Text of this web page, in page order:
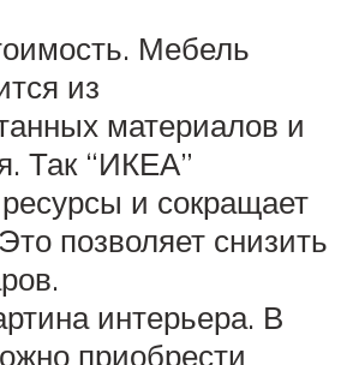
Мебель
из
материалов и
Так “ИКЕА”
и сокращает
позволяет снизить
интерьера. В
приобрести